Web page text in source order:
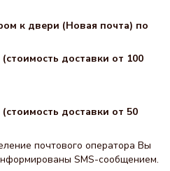
к двери (Новая почта) по
доставки от 100
доставки от 50
почтового оператора Вы
SMS-сообщением.